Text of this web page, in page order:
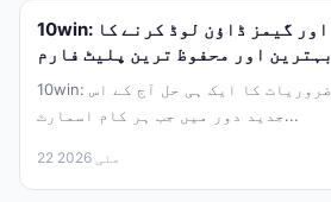
10win: آفیشل سافٹ ویئر اور گیمز ڈاؤن لوڈ کرنے کا
بہترین اور محفوظ ترین پلیٹ فارم
10win: آپ کی تمام ڈیجیٹل ضروریات کا ایک ہی حل آج کے اس
جدید دور میں جب ہر کام اسمارٹ...
22 مئی 2026